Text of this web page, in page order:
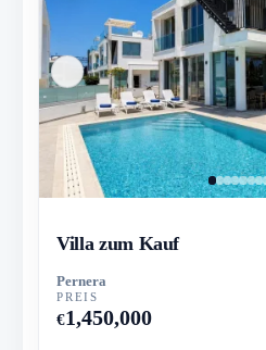
Villa zum Kauf
Pernera
PREIS
€1,450,000